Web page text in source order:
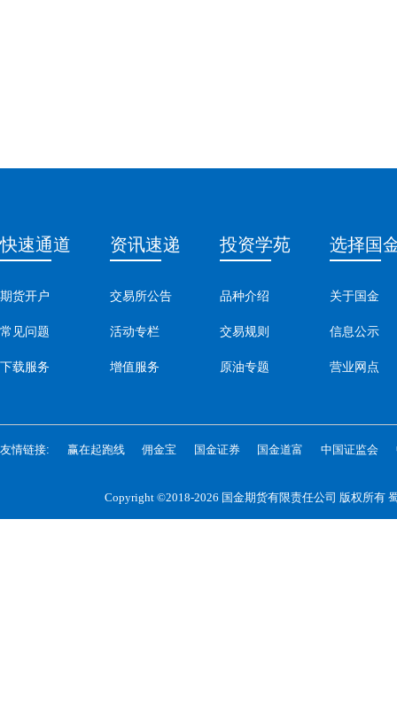
快速通道
期货开户
常见问题
下载服务
资讯速递
交易所公告
活动专栏
增值服务
投资学苑
品种介绍
交易规则
原油专题
选择国
关于国金
信息公示
营业网点
友情链接: 赢在起跑线 佣金宝 国金证券 国金道富 中国证监会
Copyright ©2018-2026 国金期货有限责任公司 版权所有